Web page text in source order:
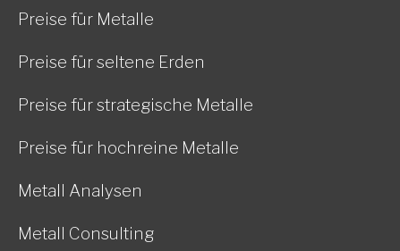
Preise für Metalle
Preise für seltene Erden
Preise für strategische Metalle
Preise für hochreine Metalle
Metall Analysen
Metall Consulting